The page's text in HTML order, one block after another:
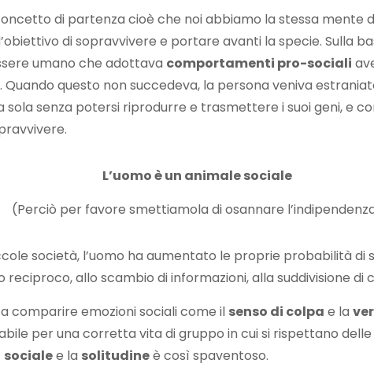
di partenza cioè che noi abbiamo la stessa mente
di sopravvivere e portare avanti la specie. Sulla
umano che adottava comportamenti pro-sociali
questo non succedeva, la persona veniva
senza potersi riprodurre e trasmettere i suoi geni, e
L’uomo è un animale sociale
(Perciò per favore smettiamola di osannare
società, l’uomo ha aumentato le proprie probabilità di
reciproco, allo scambio di informazioni, alla suddivisione di
comparire emozioni sociali come il senso di colpa e la
per una corretta vita di gruppo in cui si rispettano
socialee la solitudineè così spaventoso.